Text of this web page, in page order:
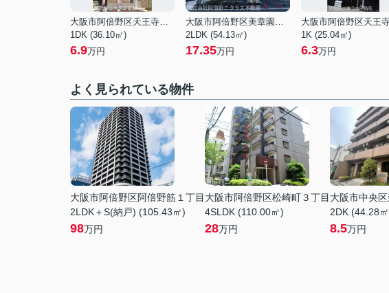
大阪市阿倍野区天王寺町南３丁目
1DK (36.10㎡)
6.9万円
大阪市阿倍野区美章園１丁目
2LDK (54.13㎡)
17.35万円
1K (25.04㎡)
6.3万円
よく見られている物件
大阪市阿倍野区阿倍野筋１丁目
2LDK＋S(納戸) (105.43㎡)
98万円
大阪市阿倍野区松崎町３丁目
4SLDK (110.00㎡)
28万円
大阪市中央
2DK (44.28
8.5万円